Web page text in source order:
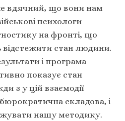
вдячний, що вони нам
психологи
на фронті, що
відстежити стан людини.
і програма
показує стан
з у цій взаємодії
складова, і
нашу методику.